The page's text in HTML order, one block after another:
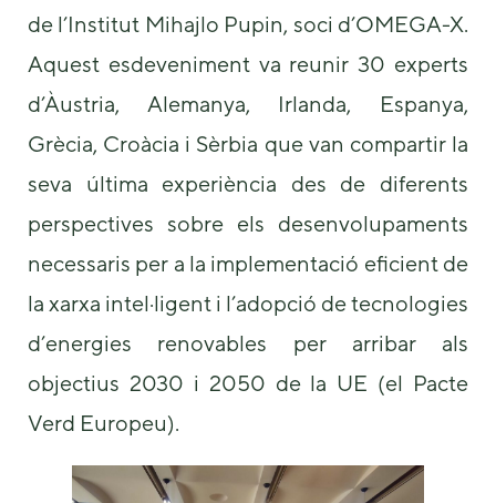
de l’Institut Mihajlo Pupin, soci d’OMEGA-X.
Aquest esdeveniment va reunir 30 experts
d’Àustria, Alemanya, Irlanda, Espanya,
Grècia, Croàcia i Sèrbia que van compartir la
seva última experiència des de diferents
perspectives sobre els desenvolupaments
necessaris per a la implementació eficient de
la xarxa intel·ligent i l’adopció de tecnologies
d’energies renovables per arribar als
objectius 2030 i 2050 de la UE (el Pacte
Verd Europeu).
Necessary
These
not
They are
the website
to function.
In order for